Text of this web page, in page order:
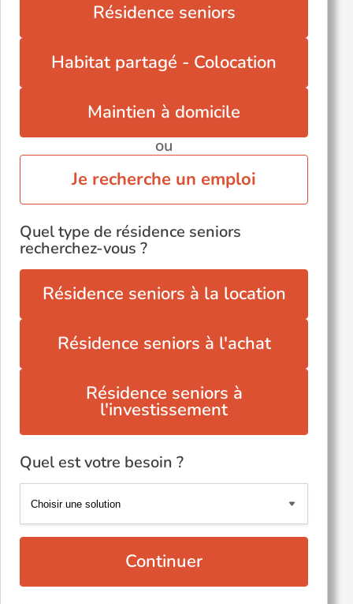
Résidence seniors
Habitat partagé - Colocation
Maintien à domicile
ou
Je recherche un emploi
Quel type de résidence seniors
recherchez-vous ?
Résidence seniors à la location
Résidence seniors à l'achat
Résidence seniors à
l'investissement
Quel est votre besoin ?
Continuer